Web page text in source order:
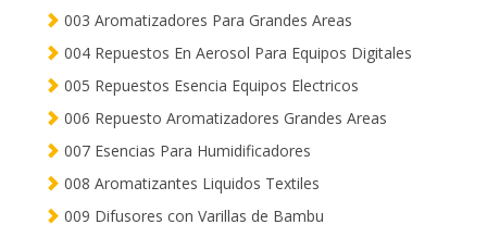
003 Aromatizadores Para Grandes Areas
004 Repuestos En Aerosol Para Equipos Digitales
005 Repuestos Esencia Equipos Electricos
006 Repuesto Aromatizadores Grandes Areas
007 Esencias Para Humidificadores
008 Aromatizantes Liquidos Textiles
009 Difusores con Varillas de Bambu